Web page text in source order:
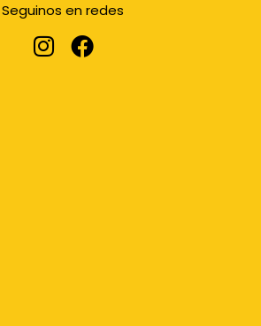
Seguinos en redes